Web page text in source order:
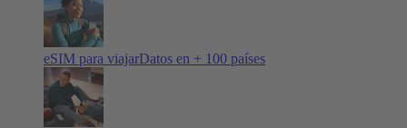
eSIM para viajarDatos en + 100 países